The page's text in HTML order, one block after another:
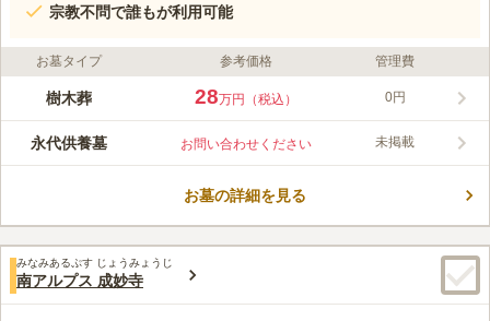
宗教不問で誰もが利用可能
お墓タイプ 参考価格 管理費
樹木葬 28万円（税込） 0円
永代供養墓 お問い合わせください 未掲載
お墓の詳細を見る
みなみあるぷす じょうみょうじ
南アルプス 成妙寺